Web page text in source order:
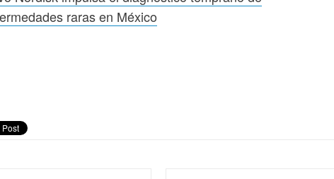
raras en México